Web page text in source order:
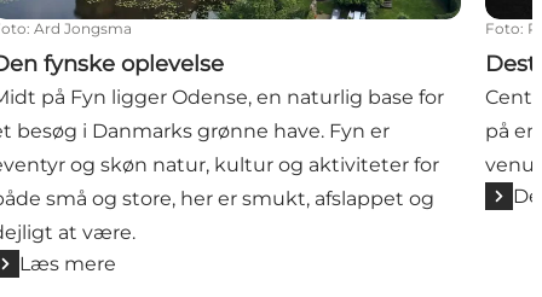
: Ard Jongsma
fynske oplevelse
på Fyn ligger Odense, en naturlig base for
besøg i Danmarks grønne have. Fyn er
og skøn natur, kultur og aktiviteter for
små og store, her er smukt, afslappet og
at være.
Læs mere
Foto:
på